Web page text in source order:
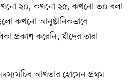
কখনো ২০, কখনো ২৫, কখনো ৩০ বলা
কখনো আনুষ্ঠানিকভাবে
প্রকাশ করেনি, যাঁদের তারা
আখতার হোসেন প্রথম